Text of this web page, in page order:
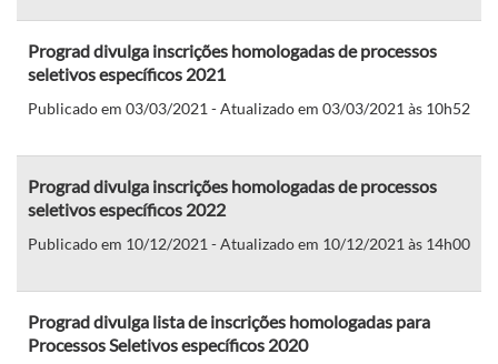
Prograd divulga inscrições homologadas de processos
seletivos específicos 2021
Publicado em 03/03/2021 - Atualizado em 03/03/2021 às 10h52
Prograd divulga inscrições homologadas de processos
seletivos específicos 2022
Publicado em 10/12/2021 - Atualizado em 10/12/2021 às 14h00
Prograd divulga lista de inscrições homologadas para
Processos Seletivos específicos 2020